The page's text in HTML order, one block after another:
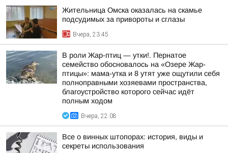
Жительница Омска оказалась на скамье
подсудимых за привороты и сглазы
Вчера, 23:45
В роли Жар-птиц — утки!. Пернатое
семейство обосновалось на «Озере Жар-
птицы»: мама-утка и 8 утят уже ощутили себя
полноправными хозяевами пространства,
благоустройство которого сейчас идёт
полным ходом
Вчера, 22:08
Все о винных штопорах: история, виды и
секреты использования